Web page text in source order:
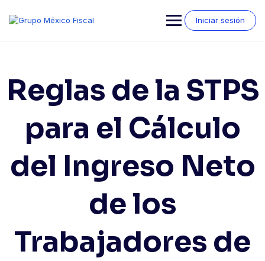
contenido
Iniciar sesión
Reglas de la STPS
para el Cálculo
del Ingreso Neto
de los
Trabajadores de